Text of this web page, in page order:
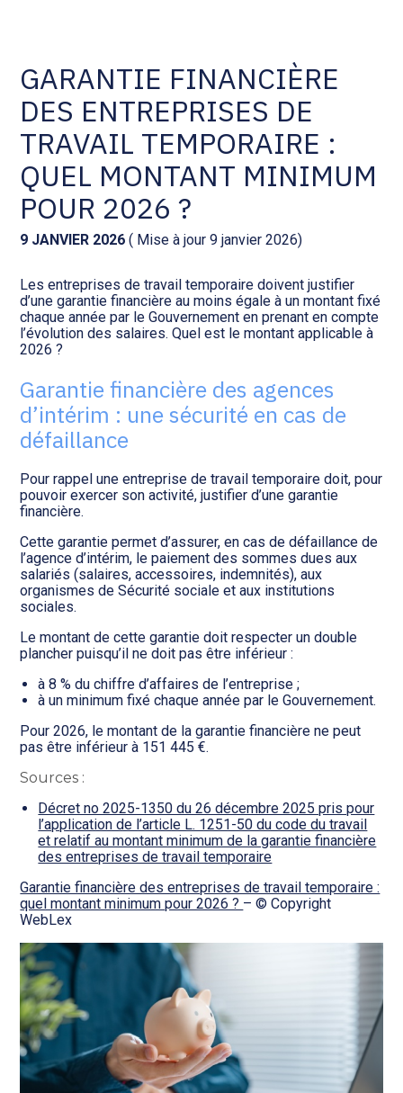
Social et ressources humaines
Assistance juridique
Pilotage d’entreprise
Gestion de patrimoine
Procédures collectives
Transition numérique
Tenue de votre comptabilité :
ACD
Facturation et pilotage :
EVOLIZ
Facturation et pilotage : MEG
Analyse et tableau de bord :
WAIBI
Gérer vos ressources
humaines : SILAE
GARANTIE FINANCIÈRE
DES ENTREPRISES DE
TRAVAIL TEMPORAIRE :
QUEL MONTANT MINIMUM
POUR 2026 ?
9 JANVIER 2026 ( Mise à jour 9 janvier 2026)
Les entreprises de travail temporaire doivent justifier
d’une garantie financière au moins égale à un montant fixé
chaque année par le Gouvernement en prenant en compte
l’évolution des salaires. Quel est le montant applicable à
2026 ?
Garantie financière des agences
d’intérim : une sécurité en cas de
défaillance
Pour rappel une entreprise de travail temporaire doit, pour
pouvoir exercer son activité, justifier d’une garantie
financière.
Cette garantie permet d’assurer, en cas de défaillance de
l’agence d’intérim, le paiement des sommes dues aux
salariés (salaires, accessoires, indemnités), aux
organismes de Sécurité sociale et aux institutions
sociales.
Le montant de cette garantie doit respecter un double
plancher puisqu’il ne doit pas être inférieur :
à 8 % du chiffre d’affaires de l’entreprise ;
à un minimum fixé chaque année par le Gouvernement.
Pour 2026, le montant de la garantie financière ne peut
pas être inférieur à 151 445 €.
Sources :
Décret no 2025-1350 du 26 décembre 2025 pris pour
l’application de l’article L. 1251-50 du code du travail
et relatif au montant minimum de la garantie financière
des entreprises de travail temporaire
Garantie financière des entreprises de travail temporaire :
quel montant minimum pour 2026 ? – © Copyright
WebLex